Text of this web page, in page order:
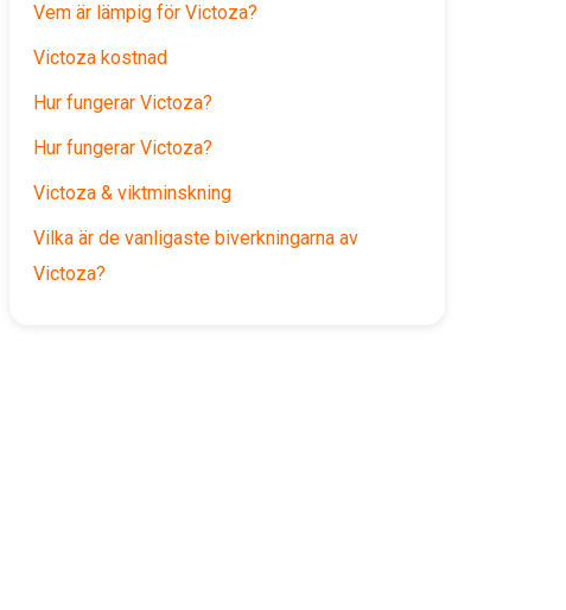
Vem är lämpig för Victoza?
Victoza kostnad
Hur fungerar Victoza?
Hur fungerar Victoza?
Victoza & viktminskning
Vilka är de vanligaste biverkningarna av
Victoza?